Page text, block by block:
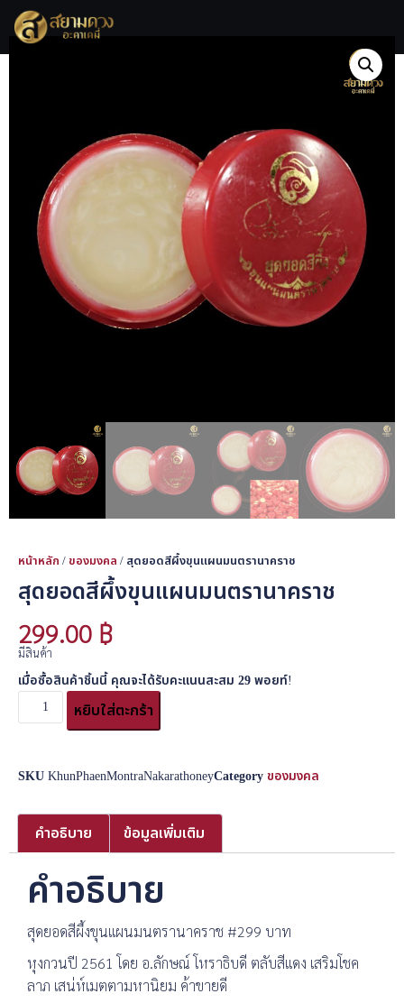
หน้าหลัก /ของมงคล / สุดยอดสีผึ้งขุนแผนมนตรานาคราช
สุดยอดสีผึ้งขุนแผนมนตรานาคราช
299.00 ฿
มีสินค้า
เมื่อซื้อสินค้าชิ้นนี้ คุณจะได้รับคะแนนสะสม 29พอยท์!
หยิบใส่ตะกร้า
SKUKhunPhaenMontraNakarathoneyCategoryของมงคล
คำอธิบาย ข้อมูลเพิ่มเติม
คำอธิบาย
สุดยอดสีผึ้งขุนแผนมนตรานาคราช #299 บาท
หุงกวนปี 2561 โดย อ.ลักษณ์ โหราธิบดี ตลับสีแดง เสริมโชค
ลาภ เสน่ห์เมตตามหานิยม ค้าขายดี